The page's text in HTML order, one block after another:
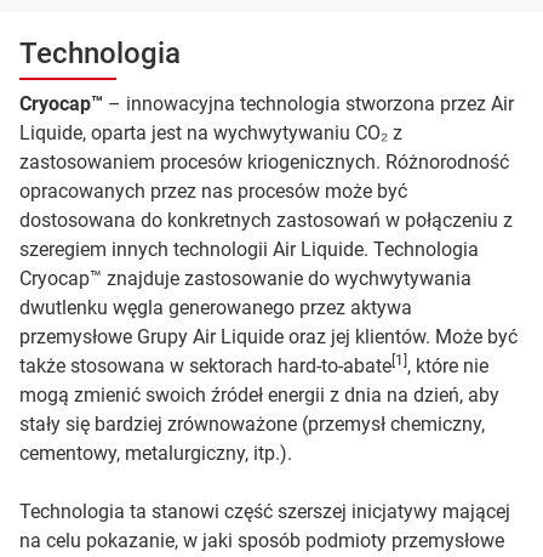
Technologia
Cryocap™ – innowacyjna technologia stworzona przez Air
Liquide, oparta jest na wychwytywaniu CO₂ z
zastosowaniem procesów kriogenicznych. Różnorodność
opracowanych przez nas procesów może być
dostosowana do konkretnych zastosowań w połączeniu z
szeregiem innych technologii Air Liquide. Technologia
Cryocap™ znajduje zastosowanie do wychwytywania
dwutlenku węgla generowanego przez aktywa
przemysłowe Grupy Air Liquide oraz jej klientów. Może być
także stosowana w sektorach hard-to-abate [1] , które nie
mogą zmienić swoich źródeł energii z dnia na dzień, aby
stały się bardziej zrównoważone (przemysł chemiczny,
cementowy, metalurgiczny, itp.).
Technologia ta stanowi część szerszej inicjatywy mającej
na celu pokazanie, w jaki sposób podmioty przemysłowe